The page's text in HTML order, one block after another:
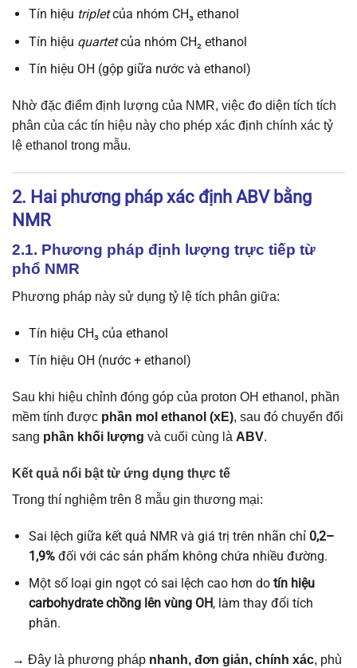
Tín hiệu tripletcủa nhóm CH₃ ethanol
Tín hiệu quartetcủa nhóm CH₂ ethanol
Tín hiệu OH (gộp giữa nước và ethanol)
Nhờ đặc điểm định lượng của NMR, việc đo diện tích tích
phân của các tín hiệu này cho phép xác định chính xác tỷ
lệ ethanol trong mẫu.
2. Hai phương pháp xác định ABV bằng
NMR
2.1. Phương pháp định lượng trực tiếp từ
phổ NMR
Phương pháp này sử dụng tỷ lệ tích phân giữa:
Tín hiệu CH₃ của ethanol
Tín hiệu OH (nước + ethanol)
Sau khi hiệu chỉnh đóng góp của proton OH ethanol, phần
mềm tính được phần mol ethanol (xE), sau đó chuyển đổi
sang phần khối lượng và cuối cùng là ABV.
Kết quả nổi bật từ ứng dụng thực tế
Trong thí nghiệm trên 8 mẫu gin thương mại:
Sai lệch giữa kết quả NMR và giá trị trên nhãn chỉ 0,2–
1,9%đối với các sản phẩm không chứa nhiều đường.
Một số loại gin ngọt có sai lệch cao hơn do tín hiệu
carbohydrate chồng lên vùng OH, làm thay đổi tích
phân.
→ Đây là phương pháp nhanh, đơn giản, chính xác, phù